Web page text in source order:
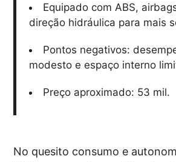
Equipado com ABS,
direção hidráulica para mais
Pontos negativos:
modesto e espaço interno
Preço aproximado: 53 mil.
No quesito consumo e